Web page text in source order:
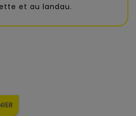
et au landau.